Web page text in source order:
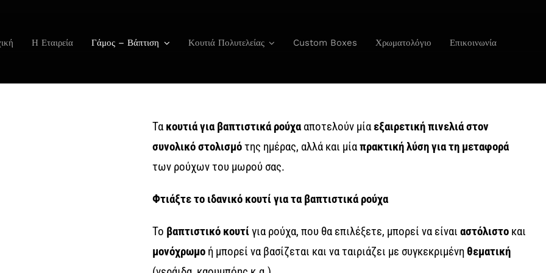
Η Εταιρεία Γάμος – Βάπτιση Κουτιά Πολυτελείας Custom Boxes Χρωματολόγιο Επικοινωνία
Τακουτιά για βαπτιστικά ρούχα αποτελούν μία εξαιρετική πινελιά στον
συνολικό στολισμότης ημέρας, αλλά και μίαπρακτική λύση για τη μεταφορά
των ρούχων του μωρού σας.
Φτιάξτε το ιδανικό κουτί για τα βαπτιστικά ρούχα
Το βαπτιστικό κουτίγια ρούχα, που θα επιλέξετε, μπορεί να είναι αστόλιστο και
μονόχρωμο ή μπορεί να βασίζεται και να ταιριάζει με συγκεκριμένη θεματική